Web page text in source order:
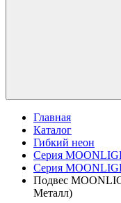
Главная
Каталог
Гибкий неон
Серия
Серия
Подвес
Металл)